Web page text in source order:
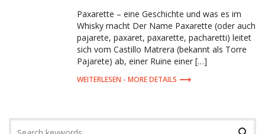
Paxarette – eine Geschichte und was es im
Whisky macht Der Name Paxarette (oder auch
pajarete, paxaret, paxarette, pacharetti) leitet
sich vom Castillo Matrera (bekannt als Torre
Pajarete) ab, einer Ruine einer […]
MORE DETAILS
Search